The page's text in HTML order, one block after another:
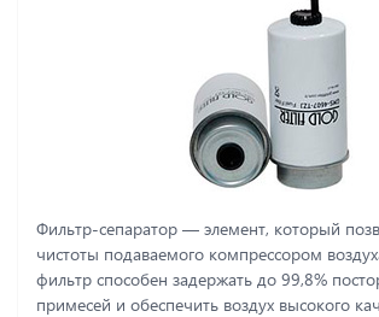
Фильтр-сепаратор ― элемент, который
чистоты подаваемого компрессором
фильтр способен задержать до 99,8%
примесей и обеспечить воздух высокого